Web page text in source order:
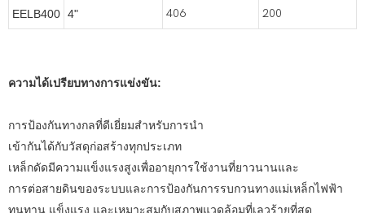
EELB400 4" 406 200
ความได้เปรียบทางการแข่งขัน:
การป้องกันทางกลที่ดีเยี่ยมสำหรับการนำ
เข้ากันได้กับวัสดุก่อสร้างทุกประเภท
เหล็กดัดมีความแข็งแรงสูงเพื่ออายุการใช้งานที่ยาวนานและ
การต่อสายดินของระบบและการป้องกันการรบกวนทางแม่เหล็กไฟฟ้า